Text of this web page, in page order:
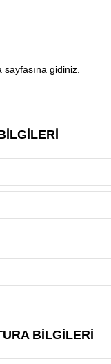
sayfasına gidiniz.
BILGILERI